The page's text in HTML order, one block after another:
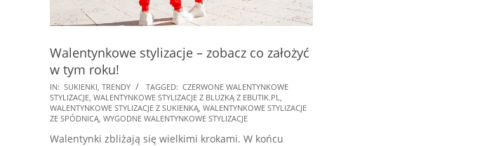
Walentynkowe stylizacje – zobacz co założyć
w tym roku!
2022-
02-
12
IN: SUKIENKI TRENDY TAGGED: CZERWONE WALENTYNKOWE
STYLIZACJE WALENTYNKOWE STYLIZACJE Z BLUZKĄ Z EBUTIK.PL
WALENTYNKOWE STYLIZACJE Z SUKIENKĄ WALENTYNKOWE STYLIZACJE
ZE SPÓDNICĄ WYGODNE WALENTYNKOWE STYLIZACJE
Walentynki zbliżają się wielkimi krokami. W końcu